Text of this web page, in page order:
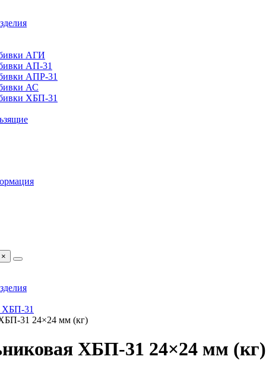
АГИ
АП-31
АПР-31
АС
ХБП-31
×
ХБП-31
31 24×24 мм (кг)
ХБП-31 24×24 мм (кг)